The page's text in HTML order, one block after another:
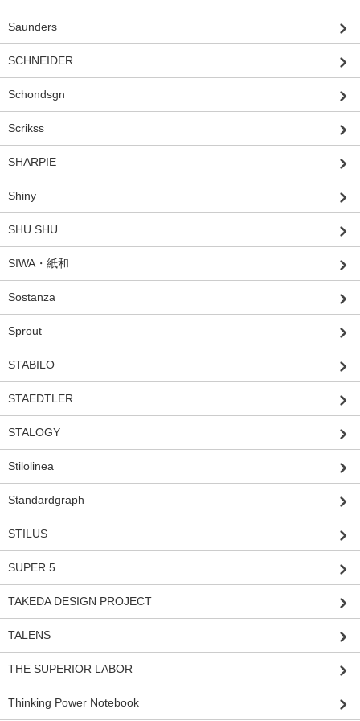
Saunders
SCHNEIDER
Schondsgn
Scrikss
SHARPIE
Shiny
SHU SHU
SIWA・紙和
Sostanza
Sprout
STABILO
STAEDTLER
STALOGY
Stilolinea
Standardgraph
STILUS
SUPER 5
TAKEDA DESIGN PROJECT
TALENS
THE SUPERIOR LABOR
Thinking Power Notebook